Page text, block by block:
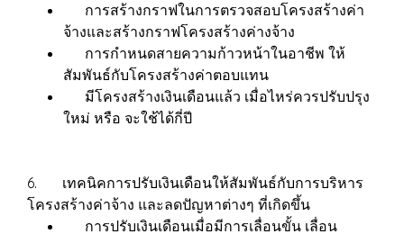
การสร้างกราฟในการตรวจสอบโครงสร้างค่า
จ้างและสร้างกราฟโครงสร้างค่างจ้าง
การกำหนดสายความก้าวหน้าในอาชีพ ให้
สัมพันธ์กับโครงสร้างค่าตอบแทน
มีโครงสร้างเงินเดือนแล้ว เมื่อไหร่ควรปรับปรุง
ใหม่ หรือ จะใช้ได้กี่ปี
6. เทคนิคการปรับเงินเดือนให้สัมพันธ์กับการบริหาร
โครงสร้างค่าจ้าง และลดปัญหาต่างๆ ที่เกิดขึ้น
การปรับเงินเดือนเมื่อมีการเลื่อนขั้น เลื่อน